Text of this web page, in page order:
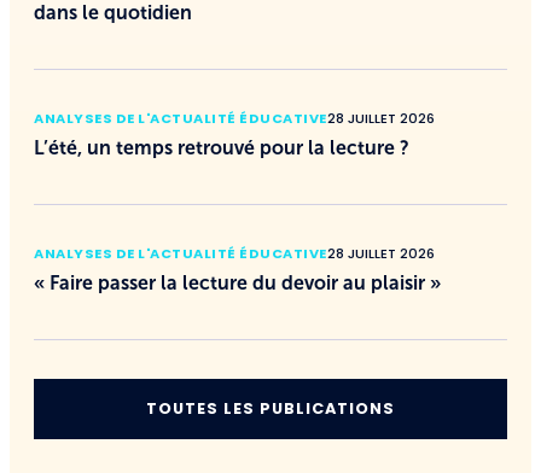
dans le quotidien
ANALYSES DE L'ACTUALITÉ ÉDUCATIVE28 JUILLET 2026
L’été, un temps retrouvé pour la lecture ?
ANALYSES DE L'ACTUALITÉ ÉDUCATIVE28 JUILLET 2026
« Faire passer la lecture du devoir au plaisir »
TOUTES LES PUBLICATIONS